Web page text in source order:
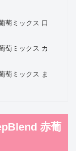
萄ミックス 口
萄ミックス カ
萄ミックス ま
赤葡